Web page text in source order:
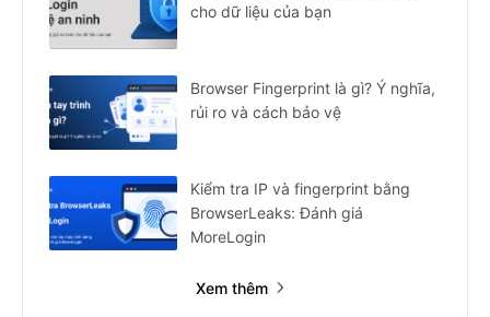
cho dữ liệu của bạn
Browser Fingerprint là gì? Ý nghĩa,
rủi ro và cách bảo vệ
Kiểm tra IP và fingerprint bằng
BrowserLeaks: Đánh giá
MoreLogin
Xem thêm